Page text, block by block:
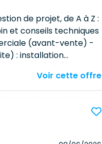
de projet, de A à Z :
et conseils techniques
(avant-vente) -
: installation
production, - Support
: - Encadrer, partager
: Routing/Switching,
(ISO 27001,
Voir cette offre